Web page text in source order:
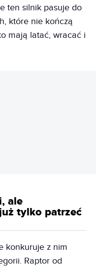
ten silnik pasuje do
które nie kończą
mają latać, wracać i
ale
tylko patrzeć
konkuruje z nim
Raptor od